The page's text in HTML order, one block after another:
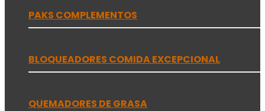
PAKS COMPLEMENTOS
BLOQUEADORES COMIDA EXCEPCIONAL
QUEMADORES DE GRASA